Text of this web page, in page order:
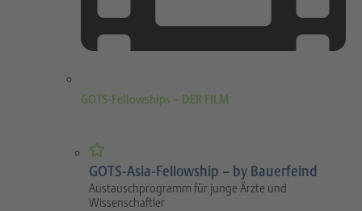
GOTS-Fellowships – DER FILM
GOTS-Asia-Fellowship – by Bauerfeind
Austauschprogramm für junge Ärzte und
Wissenschaftler